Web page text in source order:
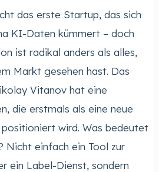
das erste Startup, das sich
KI-Daten kümmert – doch
ist radikal anders als alles,
Markt gesehen hast. Das
Vitanov hat eine
die erstmals als eine neue
wird. Was bedeutet
Nicht einfach ein Tool zur
ein Label-Dienst, sondern